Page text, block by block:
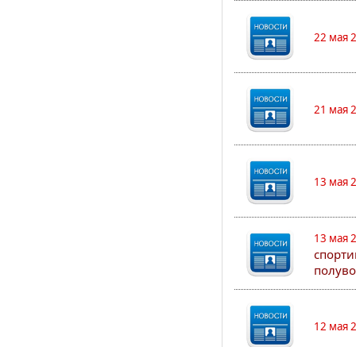
22 мая
21 мая
13 мая
13 мая
12 мая